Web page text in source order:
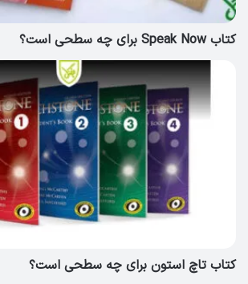
کتاب Speak Now برای چه سطحی است؟
کتاب تاچ استون برای چه سطحی است؟